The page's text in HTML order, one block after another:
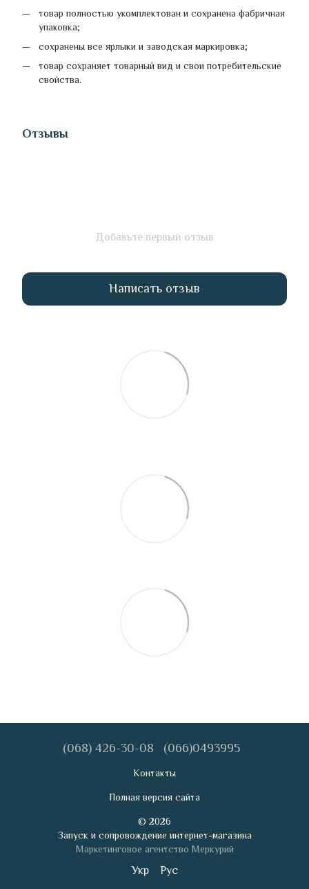
товар полностью укомплектован и сохранена фабричная
упаковка;
сохранены все ярлыки и заводская маркировка;
товар сохраняет товарный вид и свои потребительские
свойства.
Отзывы
Добавьте первый отзыв
Написать отзыв
(068) 426-30-08 (066)0493995
Контакты
Полная версия сайта
© 2026
Запуск и сопровождение интернет-магазина
Маркетинговое агентство Меркурий
Укр Рус